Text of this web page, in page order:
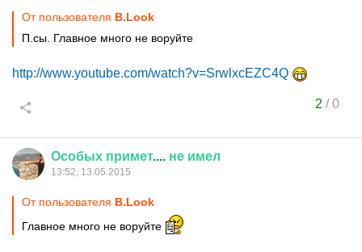
От пользователя B.Look
П.сы. Главное много не воруйте
http://www.youtube.com/watch?v=SrwlxcEZC4Q
2 /0
Особых примет.... не имел
13:52, 13.05.2015
От пользователя B.Look
Главное много не воруйте